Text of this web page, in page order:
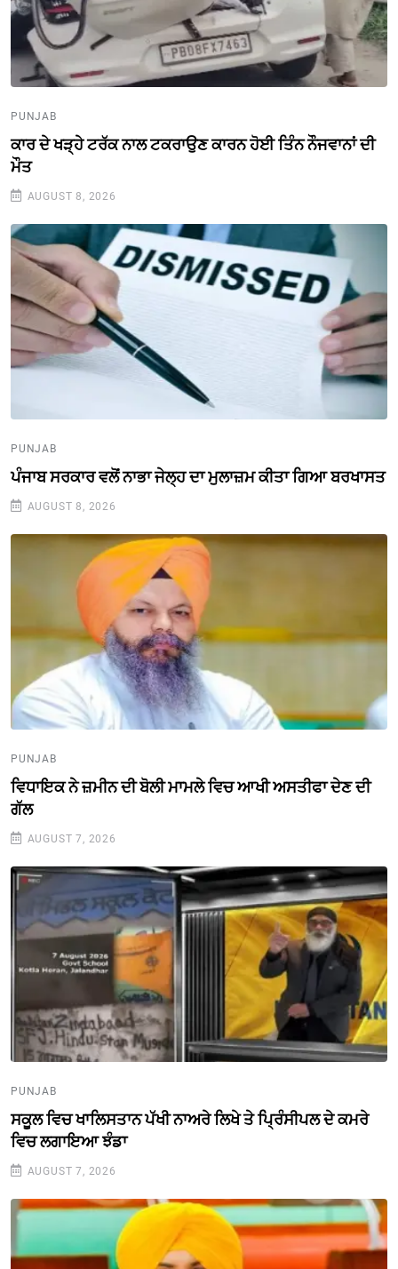
PUNJAB
ਕਾਰ ਦੇ ਖੜ੍ਹੇ ਟਰੱਕ ਨਾਲ ਟਕਰਾਉਣ ਕਾਰਨ ਹੋਈ ਤਿੰਨ ਨੌਜਵਾਨਾਂ ਦੀ
ਮੌਤ
AUGUST 8, 2026
PUNJAB
ਪੰਜਾਬ ਸਰਕਾਰ ਵਲੋਂ ਨਾਭਾ ਜੇਲ੍ਹ ਦਾ ਮੁਲਾਜ਼ਮ ਕੀਤਾ ਗਿਆ ਬਰਖਾਸਤ
AUGUST 8, 2026
PUNJAB
ਵਿਧਾਇਕ ਨੇ ਜ਼ਮੀਨ ਦੀ ਬੋਲੀ ਮਾਮਲੇ ਵਿਚ ਆਖੀ ਅਸਤੀਫਾ ਦੇਣ ਦੀ
ਗੱਲ
AUGUST 7, 2026
PUNJAB
ਸਕੂਲ ਵਿਚ ਖਾਲਿਸਤਾਨ ਪੱਖੀ ਨਾਅਰੇ ਲਿਖੇ ਤੇ ਪ੍ਰਿੰਸੀਪਲ ਦੇ ਕਮਰੇ
ਵਿਚ ਲਗਾਇਆ ਝੰਡਾ
AUGUST 7, 2026